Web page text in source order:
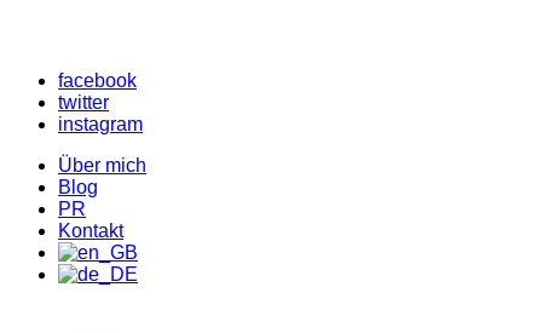
facebook
twitter
instagram
Über mich
Blog
PR
Kontakt